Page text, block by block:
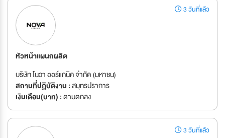
3 วันที่แล้ว
หัวหน้าแผนกผลิต
บริษัท โนวา ออร์แกนิค จำกัด (มหาชน)
สถานที่ปฏิบัติงาน :สมุทรปราการ
เงินเดือน(บาท) :ตามตกลง
3 วันที่แล้ว